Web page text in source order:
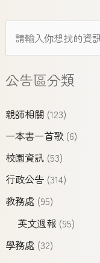
公告區分類
親師相關(123)
一本書一首歌(6)
校園資訊(53)
行政公告(314)
教務處(95)
英文週報(95)
學務處(32)